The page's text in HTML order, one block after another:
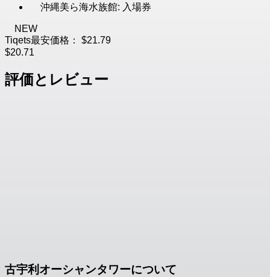
沖縄美ら海水族館: 入場券
NEW
Tiqets最安価格：
$21.79
$20.71
評価とレビュー
古宇利オーシャンタワーについて